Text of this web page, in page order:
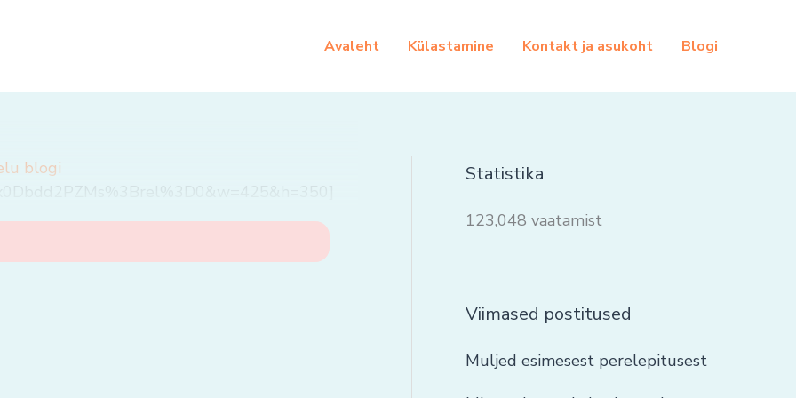
Avaleht Külastamine Kontakt ja asukoht Blogi
blogi
Statistika
123,048 vaatamist
Viimased postitused
Muljed esimesest perelepitusest